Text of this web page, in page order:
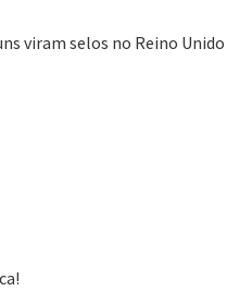
viram selos no Reino Unido